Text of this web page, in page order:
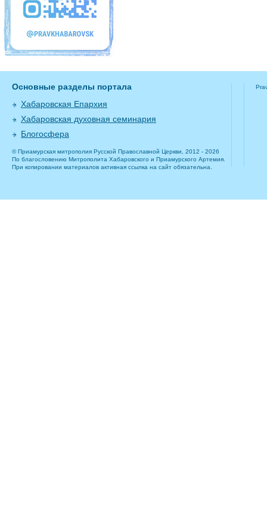
Основные разделы портала
Хабаровская Епархия
Хабаровская духовная семинария
Блогосфера
© Приамурская митрополия Русской Православной Церкви, 2012 - 2026
По благословению Митрополита Хабаровского и Приамурского Артемия.
При копировании материалов активная ссылка на сайт обязательна.